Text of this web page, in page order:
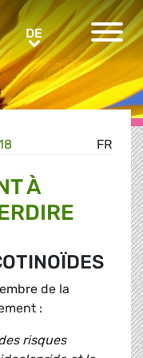
DEDE
FR
À
de la
:
risques